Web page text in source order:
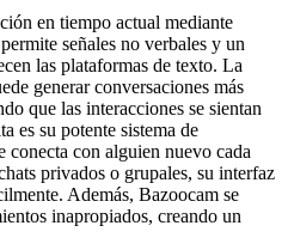
en tiempo actual mediante
señales no verbales y un
las plataformas de texto. La
generar conversaciones más
que las interacciones se sientan
es su potente sistema de
conecta con alguien nuevo cada
privados o grupales, su interfaz
Además, Bazoocam se
inapropiados, creando un